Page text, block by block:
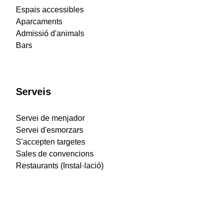
Espais accessibles
Aparcaments
Admissió d'animals
Bars
Serveis
Servei de menjador
Servei d'esmorzars
S'accepten targetes
Sales de convencions
Restaurants (Instal·lació)